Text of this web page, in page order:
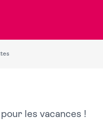
les vacances !